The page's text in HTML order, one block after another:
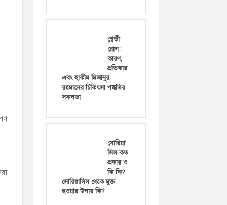
শ্বেতী
রোগ:
কারণ,
প্রতিকার
এবং হাকীম মিজানুর
রহমানের চিকিৎসা পদ্ধতির
সফলতা
সোরিয়া
সিস কত
প্রকার ও
কি কি?
সোরিয়াসিস থেকে মুক্ত
হওয়ার উপায় কি?